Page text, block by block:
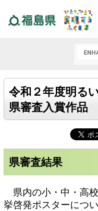
令和２年度明る
県審査入賞作品
県審査結果
県内の小・中・高
挙啓発ポスターにつ